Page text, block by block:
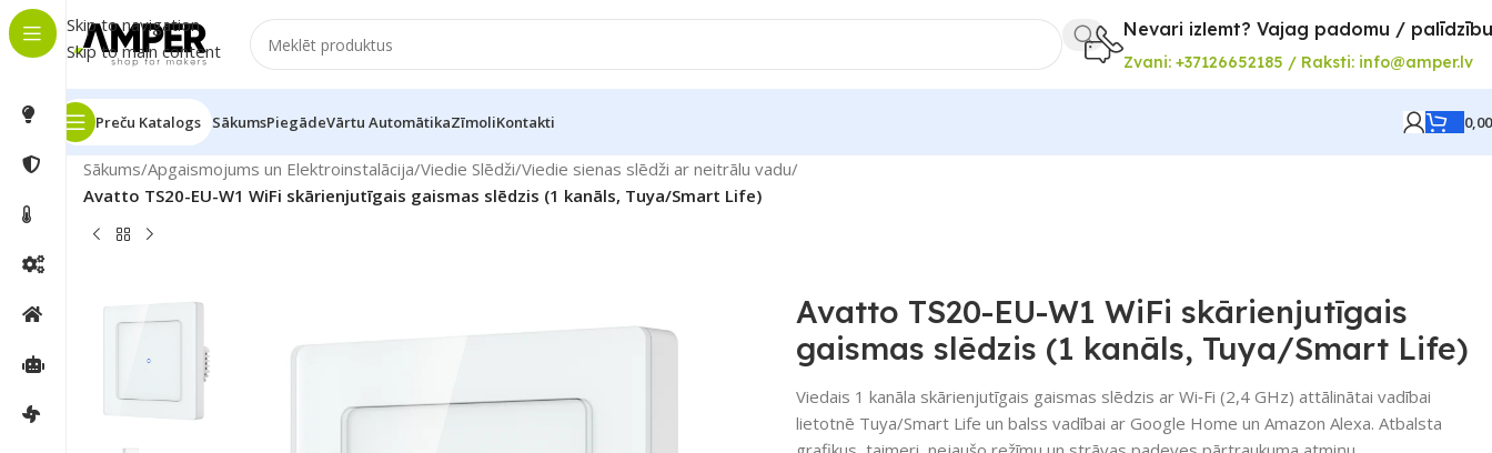
Skip to navigation
Skip to main content
Nevari izlemt? Vajag padomu /
Zvani: +37126652185 / Raksti: info@amper.lv
Preču Katalogs SākumsPiegādeVārtu AutomātikaZīmoliKontakti
Sākums/Apgaismojums un Elektroinstalācija/Viedie Slēdži/Viedie sienas slēdži ar neitrālu vadu/
Avatto TS20-EU-W1 WiFi skārienjutīgais gaismas slēdzis (1 kanāls, Tuya/Smart Life)
Avatto TS20-EU-W1 WiFi skārienjutīgais
gaismas slēdzis (1 kanāls, Tuya/Smart Life)
Viedais 1 kanāla skārienjutīgais gaismas slēdzis ar Wi‑Fi (2,4 GHz) attālinātai vadībai
lietotnē Tuya/Smart Life un balss vadībai ar Google Home un Amazon Alexa. Atbalsta